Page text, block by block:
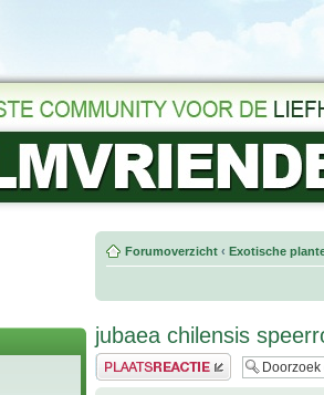
Forumoverzicht ‹ Exotische
jubaea chilensis
Plaats een reactie